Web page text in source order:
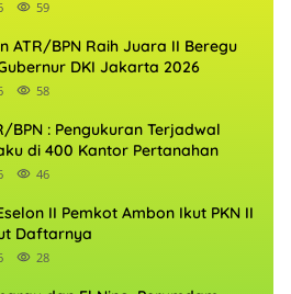
59
ATR/BPN Raih Juara II Beregu
DKI Jakarta 2026
58
BPN : Pengukuran Terjadwal
di 400 Kantor Pertanahan
46
II Pemkot Ambon Ikut PKN II
Daftarnya
28